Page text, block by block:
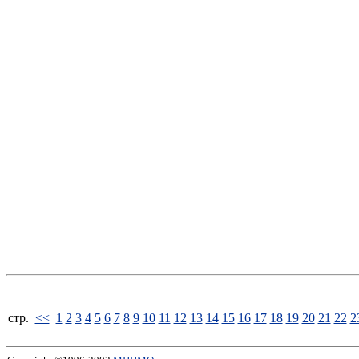
стp. << 1 2 3 4 5 6 7 8 9 10 11 12 13 14 15 16 17 18 19 20 21 22